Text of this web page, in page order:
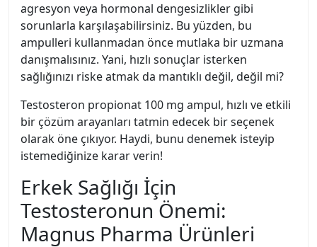
agresyon veya hormonal dengesizlikler gibi
sorunlarla karşılaşabilirsiniz. Bu yüzden, bu
ampulleri kullanmadan önce mutlaka bir uzmana
danışmalısınız. Yani, hızlı sonuçlar isterken
sağlığınızı riske atmak da mantıklı değil, değil mi?
Testosteron propionat 100 mg ampul, hızlı ve etkili
bir çözüm arayanları tatmin edecek bir seçenek
olarak öne çıkıyor. Haydi, bunu denemek isteyip
istemediğinize karar verin!
Erkek Sağlığı İçin
Testosteronun Önemi:
Magnus Pharma Ürünleri